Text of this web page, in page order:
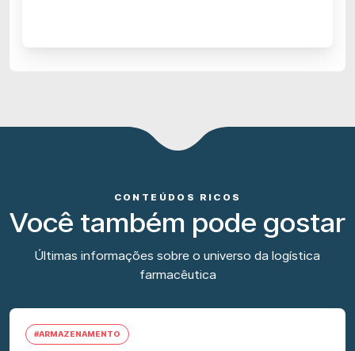
CONTEÚDOS RICOS
Você também pode gostar
Últimas informações sobre o universo da logística
farmacêutica
#ARMAZENAMENTO